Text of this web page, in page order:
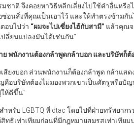
ชาติ จึงคอยหาวิธีหลีกเลี่ยงไปใช้คำอื่นหรือ
อนสิ่งที่คุณเป็นเอาไว้ และให้ทำตรงข้ามกัน
อบไปว่า “ผมจะไปเซี่ยงไฮ้กับสามี” แล้วคุณจ
ลี่ยนแปลงมันได้เช่นกัน”
ย พนักงานต้องกล้าพูดกล้าบอก และบริษัทก็ต้
สียงบอก ส่วนพนักงานก็ต้องกล้าพูด กล้าแส
คือบริษัทต้องไม่มองพวกเขาเป็นศัตรูหรือปั
ห้ดีขึ้น”
สำหรับ LGBTQ ที่ dtac โดยไปที่ฝ่ายทรัพยา
ทธิเท่าเทียมก่อนที่มีกฎหมายสมรสเท่าเทีย